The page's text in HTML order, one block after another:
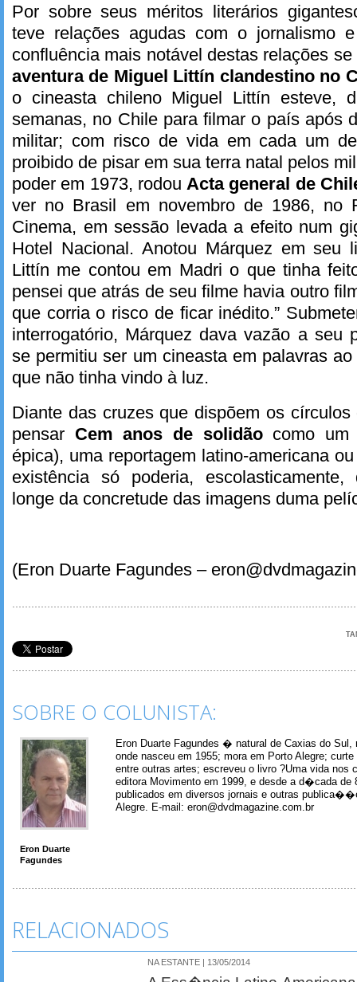
Por sobre seus méritos literários
teve relações agudas com o jornalismo
confluência mais notável destas relações
aventura de Miguel Littín clandestino no
o cineasta chileno Miguel Littín esteve,
semanas, no Chile para filmar o país após
militar; com risco de vida em cada um
proibido de pisar em sua terra natal pelos
poder em 1973, rodou Acta general de
ver no Brasil em novembro de 1986, no
Cinema, em sessão levada a efeito num
Hotel Nacional. Anotou Márquez em seu
Littín me contou em Madri o que tinha
pensei que atrás de seu filme havia outro
que corria o risco de ficar inédito.”
interrogatório, Márquez dava vazão a seu
se permitiu ser um cineasta em palavras
que não tinha vindo à luz.
Diante das cruzes que dispõem os
pensar Cem anos de solidão como um
épica), uma reportagem latino-americana
existência só poderia,
longe da concretude das imagens duma
(Eron Duarte Fagundes –
SOBRE O COLUNISTA:
Eron Duarte
Fagundes
Eron Duarte Fagundes � natural de Caxias do Sul,
onde nasceu em 1955; mora em Porto Alegre;
entre outras artes; escreveu o livro ?Uma vida nos
editora Movimento em 1999, e desde a d�cada de
publicados em diversos jornais e outras
Alegre. E-mail: eron@dvdmagazine.com.br
RELACIONADOS
NA ESTANTE | 13/05/2014